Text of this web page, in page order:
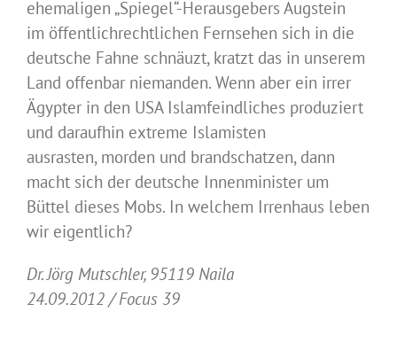
ehemaligen „Spiegel“-Herausgebers Augstein
im öffentlichrechtlichen Fernsehen sich in die
deutsche Fahne schnäuzt, kratzt das in unserem
Land offenbar niemanden. Wenn aber ein irrer
Ägypter in den USA Islamfeindliches produziert
und daraufhin extreme Islamisten
ausrasten, morden und brandschatzen, dann
macht sich der deutsche Innenminister um
Büttel dieses Mobs. In welchem Irrenhaus leben
wir eigentlich?
Dr. Jörg Mutschler, 95119 Naila
24.09.2012 / Focus 39